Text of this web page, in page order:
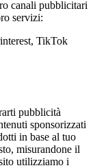
canali pubblicitari
servizi:
TikTok
pubblicità
sponsorizzati
in base al tuo
misurandone il
utilizziamo i